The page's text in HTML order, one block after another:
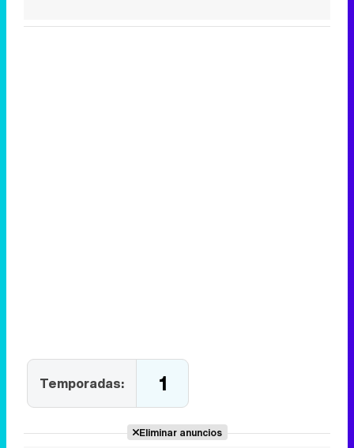
Temporadas: 1
Eliminar anuncios